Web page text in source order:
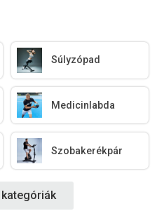
Súlyzópad
Medicinlabda
Szobakerékpár